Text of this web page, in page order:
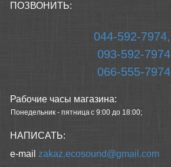
ПОЗВОНИТЬ:
044-592-7974,
093-592-7974
066-555-7974
Рабочие часы магазина:
Понедельник - пятницас 9:00 до 18:00;
НАПИСАТЬ:
e-mail zakaz.ecosound@gmail.com